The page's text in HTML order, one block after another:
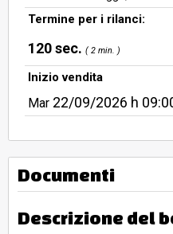
ambiente, si
rustico.
Termine per i rilanci:
120 sec. ( 2 min. )
Inizio vendita
Mar 22/09/2026 h
Documenti
Descrizione del